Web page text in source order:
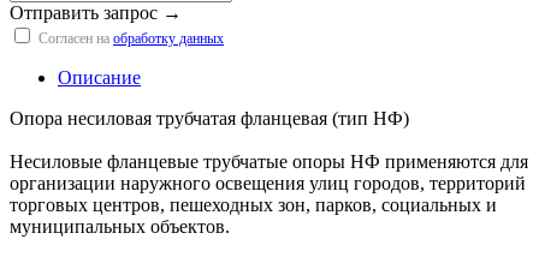
Отправить запрос →
Согласен на обработку данных
Описание
Опора несиловая трубчатая фланцевая (тип НФ)
Несиловые фланцевые трубчатые опоры НФ применяются для
организации наружного освещения улиц городов, территорий
торговых центров, пешеходных зон, парков, социальных и
муниципальных объектов.